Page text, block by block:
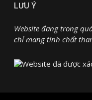
LƯU Ý
Website đang trong
chỉ mang tính chất